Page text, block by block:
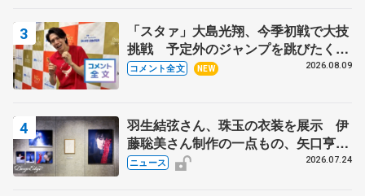
「スタァ」大島光翔、今季初戦で大技
挑戦 予定外のジャンプを跳びたくな
った理由とは… 【関東サマートロフ
コメント全文 NEW 2026.08.09
羽生結弦さん、珠玉の衣装を展示 伊
藤聡美さん制作の一点もの、矢口亨さ
んが撮影
ニュース 2026.07.24